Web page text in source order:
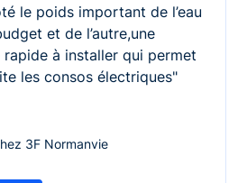
le poids important de l’eau
et de l’autre,une
à installer qui permet
les consos électriques"
3F Normanvie